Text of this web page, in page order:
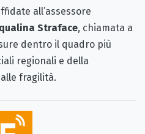
all’assessore
Straface, chiamata a
dentro il quadro più
regionali e della
fragilità.